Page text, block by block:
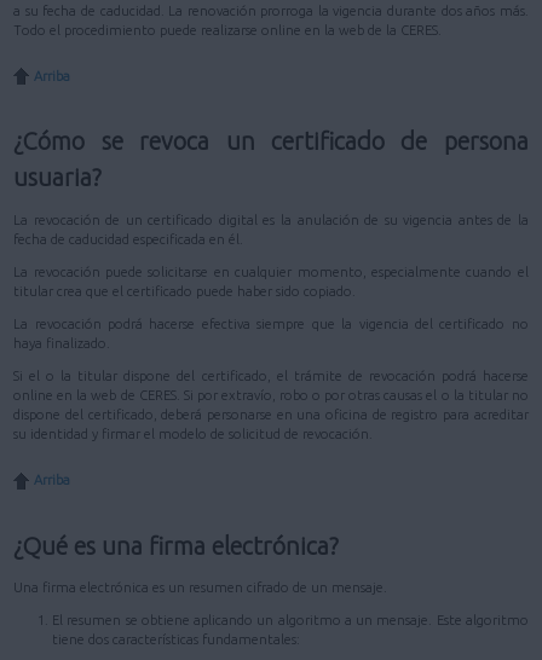
a su fecha de caducidad. La renovación prorroga la vigencia durante dos años más.
Todo el procedimiento puede realizarse online en la web de la CERES.
Arriba
¿Cómo se revoca un certificado de persona
usuaria?
La revocación de un certificado digital es la anulación de su vigencia antes de la
fecha de caducidad especificada en él.
La revocación puede solicitarse en cualquier momento, especialmente cuando el
titular crea que el certificado puede haber sido copiado.
La revocación podrá hacerse efectiva siempre que la vigencia del certificado no
haya finalizado.
Si el o la titular dispone del certificado, el trámite de revocación podrá hacerse
online en la web de CERES. Si por extravío, robo o por otras causas el o la titular no
dispone del certificado, deberá personarse en una oficina de registro para acreditar
su identidad y firmar el modelo de solicitud de revocación.
Arriba
¿Qué es una firma electrónica?
Una firma electrónica es un resumen cifrado de un mensaje.
El resumen se obtiene aplicando un algoritmo a un mensaje. Este algoritmo
tiene dos características fundamentales: